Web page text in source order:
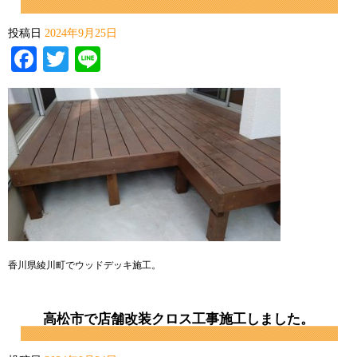
投稿日 2024年9月25日
Facebook
Twitter
香川県綾川町でウッドデッキ施工。
高松市で店舗改装クロス工事施工しました。